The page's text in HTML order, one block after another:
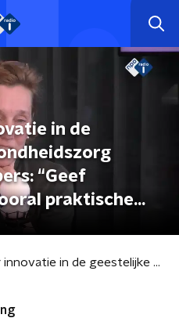
in de
“Geef
praktische
meteen op de
Hoogleraar innovatie in de geestelijke gezondheidszorg Floortje Scheepers: “Geef vluchtelingen vooral praktische zorg en duik niet meteen op de emoties.”